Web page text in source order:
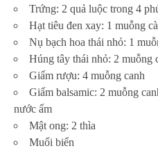
Trứng: 2 quả luộc trong 4
Hạt tiêu đen xay: 1 muỗng
Nụ bạch hoa thái nhỏ: 1
Húng tây thái nhỏ: 2 muỗng
Giấm rượu: 4 muỗng canh
Giấm balsamic: 2 muỗng
nước ấm
Mật ong: 2 thìa
Muối biển